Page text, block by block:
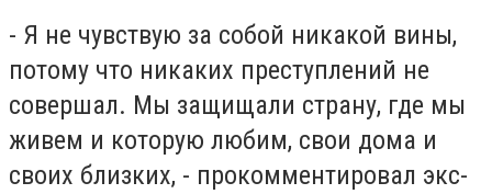
- Я не чувствую за собой никакой вины,
потому что никаких преступлений не
совершал. Мы защищали страну, где мы
живем и которую любим, свои дома и
своих близких, - прокомментировал экс-